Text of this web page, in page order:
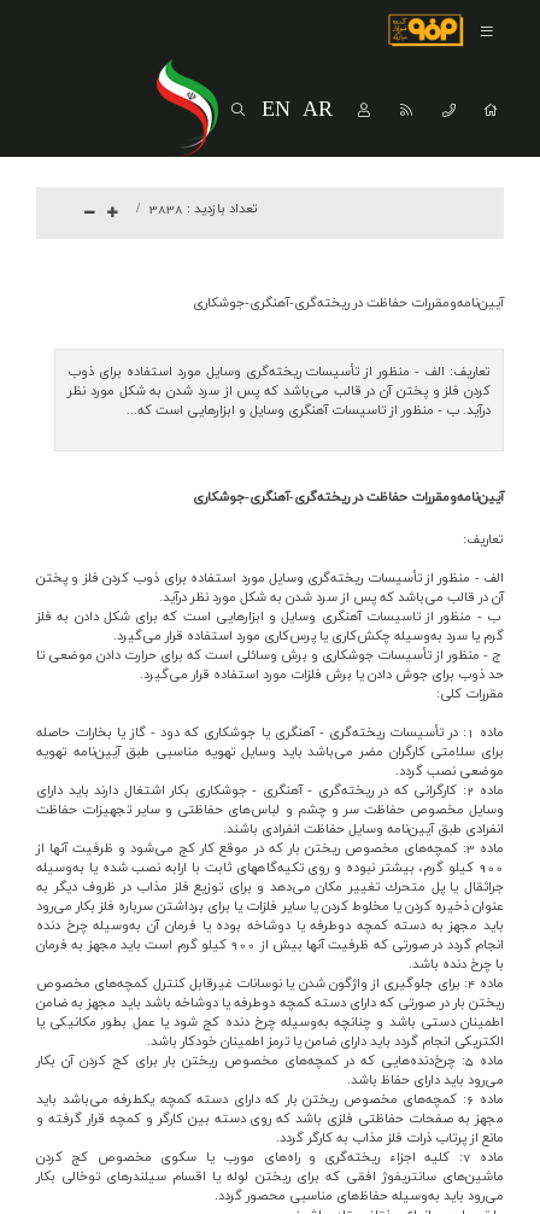
AR
EN
مسیر ماندگار
پروژه های سرمایه گذاری
پایداری
سهامداران
تعداد بازدید : 3838
آيين‌نامه‌ومقررات‌ حفاظت‌ در ريخته‌گري‌-آهنگري‌-جوشكاري‌
تعاريف‌: الف‌ - منظور از تأسيسات‌ ريخته‌گري‌ وسايل‌ مورد استفاده‌ براي‌ ذوب‌
كردن‌ فلز و پختن‌ آن‌ در قالب‌ مي‌باشد كه‌ پس‌ از سرد شدن‌ به‌ شكل‌ مورد نظر
درآيد. ب‌ - منظور از تاسيسات‌ آهنگري‌ وسايل‌ و ابزارهايي‌ است‌ كه‌...
آيين‌نامه‌ومقررات‌ حفاظت‌ در ريخته‌گري‌-آهنگري‌-جوشكاري‌
تعاريف‌:
الف‌ - منظور از تأسيسات‌ ريخته‌گري‌ وسايل‌ مورد استفاده‌ براي‌ ذوب‌ كردن‌ فلز و پختن‌
آن‌ در قالب‌ مي‌باشد كه‌ پس‌ از سرد شدن‌ به‌ شكل‌ مورد نظر درآيد.
ب‌ - منظور از تاسيسات‌ آهنگري‌ وسايل‌ و ابزارهايي‌ است‌ كه‌ براي‌ شكل‌ دادن‌ به‌ فلز
گرم‌ يا سرد به‌وسيله‌ چكش‌كاري‌ يا پرس‌كاري‌ مورد استفاده‌ قرار مي‌گيرد.
ج‌ - منظور از تأسيسات‌ جوشكاري‌ و برش‌ وسائلي‌ است‌ كه‌ براي‌ حرارت‌ دادن‌ موضعي‌ تا
حد ذوب‌ براي‌ جوش‌ دادن‌ يا برش‌ فلزات‌ مورد استفاده‌ قرار مي‌گيرد.
مقررات‌ كلي‌:
ماده‌ 1: در تأسيسات‌ ريخته‌گري‌ - آهنگري‌ يا جوشكاري‌ كه‌ دود - گاز يا بخارات‌ حاصله‌
براي‌ سلامتي‌ كارگران‌ مضر مي‌باشد بايد وسايل‌ تهويه‌ مناسبي‌ طبق‌ آيين‌نامه‌ تهويه‌
موضعي‌ نصب‌ گردد.
ماده‌ 2: كارگراني‌ كه‌ در ريخته‌گري‌ - آهنگري‌ - جوشكاري‌ بكار اشتغال‌ دارند بايد داراي‌
وسايل‌ مخصوص‌ حفاظت‌ سر و چشم‌ و لباس‌هاي‌ حفاظتي‌ و ساير تجهيزات‌ حفاظت‌
انفرادي‌ طبق‌ آيين‌نامه‌ وسايل‌ حفاظت‌ انفرادي‌ باشند.
ماده‌ 3: كمچه‌هاي‌ مخصوص‌ ريختن‌ بار كه‌ در موقع‌ كار كج‌ مي‌شود و ظرفيت‌ آنها از
900 كيلو گرم‌، بيشتر نبوده‌ و روي‌ تكيه‌گاههاي‌ ثابت‌ با ارابه‌ نصب‌ شده‌ يا به‌وسيله‌
جراثقال‌ يا پل‌ متحرك‌ تغيير مكان‌ مي‌دهد و براي‌ توزيع‌ فلز مذاب‌ در ظروف‌ ديگر به‌
عنوان‌ ذخيره‌ كردن‌ يا مخلوط‌ كردن‌ يا ساير فلزات‌ يا براي‌ برداشتن‌ سرباره‌ فلز بكار مي‌رود
بايد مجهز به‌ دسته‌ كمچه‌ دوطرفه‌ يا دوشاخه‌ بوده‌ يا فرمان‌ آن‌ به‌وسيله‌ چرخ‌ دنده‌
انجام‌ گردد در صورتي‌ كه‌ ظرفيت‌ آنها بيش‌ از 900 كيلو گرم‌ است‌ بايد مجهز به‌ فرمان‌
با چرخ‌ دنده‌ باشد.
ماده‌ 4: براي‌ جلوگيري‌ از واژگون‌ شدن‌ يا نوسانات‌ غيرقابل‌ كنترل‌ كمچه‌هاي‌ مخصوص‌
ريختن‌ بار در صورتي‌ كه‌ داراي‌ دسته‌ كمچه‌ دوطرفه‌ يا دوشاخه‌ باشد بايد مجهز به‌ ضامن‌
اطمينان‌ دستي‌ باشد و چنانچه‌ به‌وسيله‌ چرخ‌ دنده‌ كج‌ شود يا عمل‌ بطور مكانيكي‌ يا
الكتريكي‌ انجام‌ گردد بايد داراي‌ ضامن‌ يا ترمز اطمينان‌ خودكار باشد.
ماده‌ 5: چرخ‌دنده‌هايي‌ كه‌ در كمچه‌هاي‌ مخصوص‌ ريختن‌ بار براي‌ كج‌ كردن‌ آن‌ بكار
مي‌رود بايد داراي‌ حفاظ‌ باشد.
ماده‌ 6: كمچه‌هاي‌ مخصوص‌ ريختن‌ بار كه‌ داراي‌ دسته‌ كمچه‌ يكطرفه‌ مي‌باشد بايد
مجهز به‌ صفحات‌ حفاظتي‌ فلزي‌ باشد كه‌ روي‌ دسته‌ بين‌ كارگر و كمچه‌ قرار گرفته‌ و
مانع‌ از پرتاب‌ ذرات‌ فلز مذاب‌ به‌ كارگر گردد.
ماده‌ 7: كليه‌ اجزاء ريخته‌گري‌ و راه‌هاي‌ مورب‌ يا سكوي‌ مخصوص‌ كج‌ كردن‌
ماشين‌هاي‌ سانتريفوژ افقي‌ كه‌ براي‌ ريختن‌ لوله‌ يا اقسام‌ سيلندرهاي‌ توخالي‌ بكار
مي‌رود بايد به‌وسيله‌ حفاظ‌هاي‌ مناسبي‌ محصور گردد.